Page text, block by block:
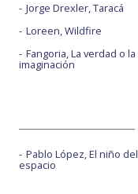
Jorge Drexler, Taracá
Loreen, Wildfire
Fangoria, La verdad o la
imaginación
Pablo López, El niño del
espacio